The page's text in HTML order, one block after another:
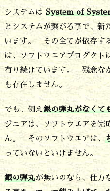
り
ま
す
か？
システムは System of
とシステムが繋がる事で、新
います。 その全てが依存す
は、ソフトウエアプロダクト
有り続けています。 残念な
も存在しません。
でも、例え銀の弾丸がなくて
ジニアは、ソフトウエアを完
ん。 そのソフトウエアは、
っていないといけません。
銀の弾丸が無いのなら、仕方